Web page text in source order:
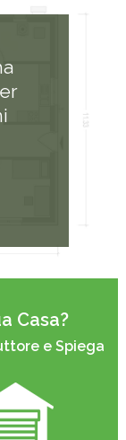
Casa?
e Spiega